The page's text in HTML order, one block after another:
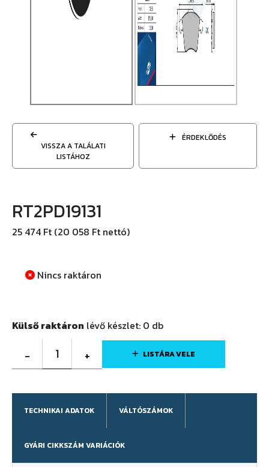
VISSZA A TALÁLATI
LISTÁHOZ
ÉRDEKLŐDÉS
RT2PD19131
25 474 Ft (20 058 Ft nettó)
Nincs raktáron
Külső raktáron lévő készlet: 0 db
- 1 + LISTÁRA VELE
TECHNIKAI ADATOK VÁLTÓSZÁMOK
GYÁRI CIKKSZÁM VARIÁCIÓK